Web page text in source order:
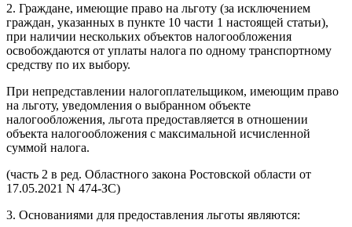
2. Граждане, имеющие право на льготу (за исключением
граждан, указанных в пункте 10 части 1 настоящей статьи),
при наличии нескольких объектов налогообложения
освобождаются от уплаты налога по одному транспортному
средству по их выбору.
При непредставлении налогоплательщиком, имеющим право
на льготу, уведомления о выбранном объекте
налогообложения, льгота предоставляется в отношении
объекта налогообложения с максимальной исчисленной
суммой налога.
(часть 2 в ред. Областного закона Ростовской области от
17.05.2021 N 474-ЗС)
3. Основаниями для предоставления льготы являются: